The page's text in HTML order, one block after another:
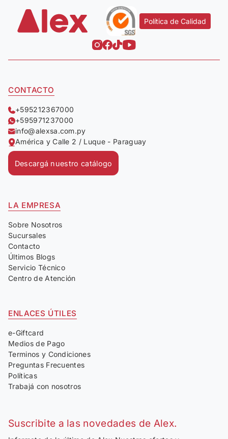
Política de Calidad
CONTACTO
+595212367000
+595971237000
info@alexsa.com.py
América y Calle 2 / Luque - Paraguay
Descargá nuestro catálogo
LA EMPRESA
Sobre Nosotros
Sucursales
Contacto
Últimos Blogs
Servicio Técnico
Centro de Atención
ENLACES ÚTILES
e-Giftcard
Medios de Pago
Terminos y Condiciones
Preguntas Frecuentes
Políticas
Trabajá con nosotros
Suscribite a las novedades de Alex.